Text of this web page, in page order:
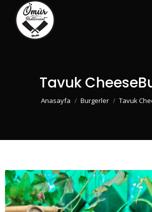
Tavuk
You are here:
Anasayfa Burgerler Tavuk